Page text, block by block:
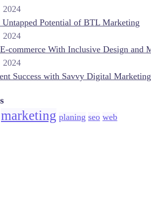
2024
Potential of BTL Marketing
2024
commerce With Inclusive Design and
2024
Success with Savvy Digital Marketing
marketing planing seo web